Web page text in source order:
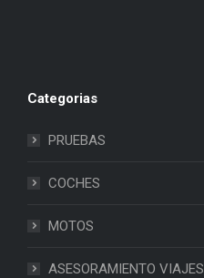
Categorias
PRUEBAS
COCHES
MOTOS
ASESORAMIENTO VIAJES